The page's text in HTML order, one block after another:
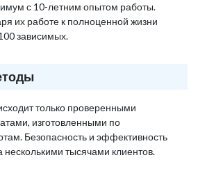
с 10-летним опытом работы.
их работе к полноценной жизни
зависимых.
только проверенными
изготовленными по
Безопасность и эффективность
тысячами клиентов.